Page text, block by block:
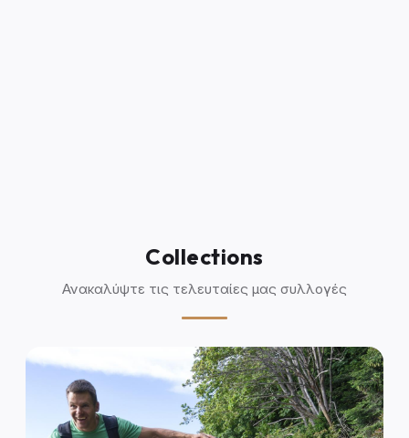
Collections
Ανακαλύψτε τις τελευταίες μας συλλογές